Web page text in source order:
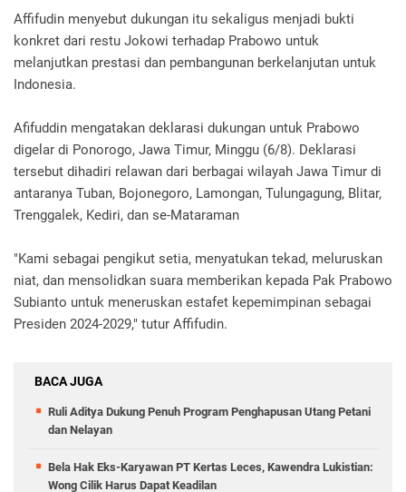
Affifudin menyebut dukungan itu sekaligus menjadi bukti
konkret dari restu Jokowi terhadap Prabowo untuk
melanjutkan prestasi dan pembangunan berkelanjutan untuk
Indonesia.
Afifuddin mengatakan deklarasi dukungan untuk Prabowo
digelar di Ponorogo, Jawa Timur, Minggu (6/8). Deklarasi
tersebut dihadiri relawan dari berbagai wilayah Jawa Timur di
antaranya Tuban, Bojonegoro, Lamongan, Tulungagung, Blitar,
Trenggalek, Kediri, dan se-Mataraman
"Kami sebagai pengikut setia, menyatukan tekad, meluruskan
niat, dan mensolidkan suara memberikan kepada Pak Prabowo
Subianto untuk meneruskan estafet kepemimpinan sebagai
Presiden 2024-2029," tutur Affifudin.
BACA JUGA
Ruli Aditya Dukung Penuh Program Penghapusan Utang Petani
dan Nelayan
Bela Hak Eks-Karyawan PT Kertas Leces, Kawendra Lukistian:
Wong Cilik Harus Dapat Keadilan